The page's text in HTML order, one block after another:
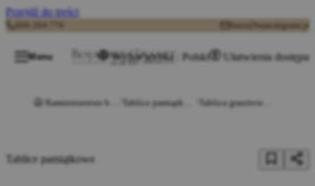
Przejdź do treści
biuro@bojarskigranit.pl
Menu Wybór języka : Polski Ułatwienia dostępu
Tablice pamiątkowe